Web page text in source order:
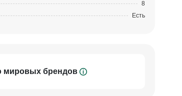
8
Есть
мировых брендов